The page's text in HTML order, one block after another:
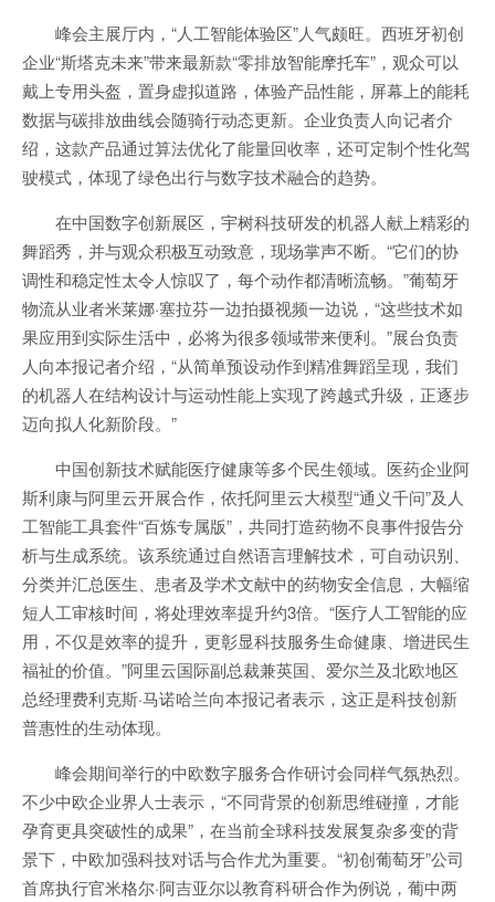
峰会主展厅内，“人工智能体验区”人气颇旺。西班牙初创
企业“斯塔克未来”带来最新款“零排放智能摩托车”，观众可以
戴上专用头盔，置身虚拟道路，体验产品性能，屏幕上的能耗
数据与碳排放曲线会随骑行动态更新。企业负责人向记者介
绍，这款产品通过算法优化了能量回收率，还可定制个性化驾
驶模式，体现了绿色出行与数字技术融合的趋势。
在中国数字创新展区，宇树科技研发的机器人献上精彩的
舞蹈秀，并与观众积极互动致意，现场掌声不断。“它们的协
调性和稳定性太令人惊叹了，每个动作都清晰流畅。”葡萄牙
物流从业者米莱娜·塞拉芬一边拍摄视频一边说，“这些技术如
果应用到实际生活中，必将为很多领域带来便利。”展台负责
人向本报记者介绍，“从简单预设动作到精准舞蹈呈现，我们
的机器人在结构设计与运动性能上实现了跨越式升级，正逐步
迈向拟人化新阶段。”
中国创新技术赋能医疗健康等多个民生领域。医药企业阿
斯利康与阿里云开展合作，依托阿里云大模型“通义千问”及人
工智能工具套件“百炼专属版”，共同打造药物不良事件报告分
析与生成系统。该系统通过自然语言理解技术，可自动识别、
分类并汇总医生、患者及学术文献中的药物安全信息，大幅缩
短人工审核时间，将处理效率提升约3倍。“医疗人工智能的应
用，不仅是效率的提升，更彰显科技服务生命健康、增进民生
福祉的价值。”阿里云国际副总裁兼英国、爱尔兰及北欧地区
总经理费利克斯·马诺哈兰向本报记者表示，这正是科技创新
普惠性的生动体现。
峰会期间举行的中欧数字服务合作研讨会同样气氛热烈。
不少中欧企业界人士表示，“不同背景的创新思维碰撞，才能
孕育更具突破性的成果”，在当前全球科技发展复杂多变的背
景下，中欧加强科技对话与合作尤为重要。“初创葡萄牙”公司
首席执行官米格尔·阿吉亚尔以教育科研合作为例说，葡中两